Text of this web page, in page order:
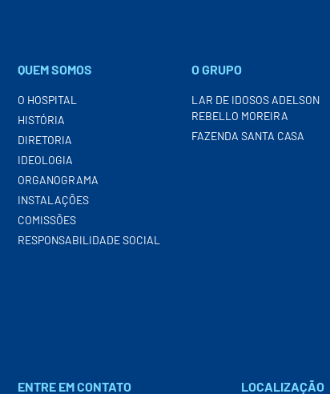
QUEM SOMOS
O HOSPITAL
HISTÓRIA
DIRETORIA
IDEOLOGIA
ORGANOGRAMA
INSTALAÇÕES
COMISSÕES
RESPONSABILIDADE SOCIAL
O GRUPO
LAR DE IDOSOS ADELSON
REBELLO MOREIRA
FAZENDA SANTA CASA
ENTRE EM CONTATO LOCALIZAÇÃO